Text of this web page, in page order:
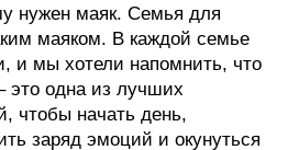
нужен маяк. Семья для
маяком. В каждой семье
и мы хотели напомнить, что
это одна из лучших
чтобы начать день,
заряд эмоций и окунуться